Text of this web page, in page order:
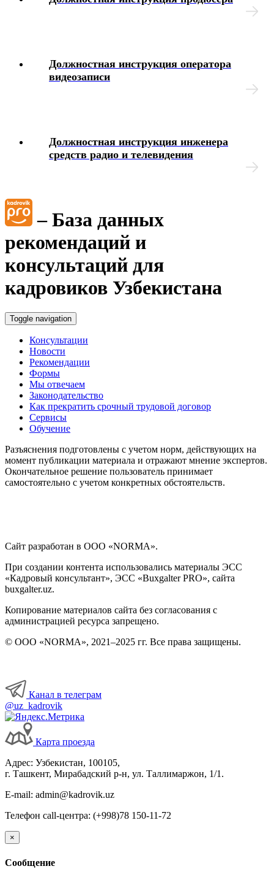
Чек-листы
Иные вопросы
Должностная инструкция оператора
видеозаписи
Должностная инструкция инженера
средств радио и телевидения
– База данных
рекомендаций и
консультаций для
кадровиков Узбекистана
Toggle navigation
Консультации
Новости
Рекомендации
Формы
Мы отвечаем
Законодательство
Как прекратить срочный трудовой договор
Сервисы
Обучение
Разъяснения подготовлены с учетом норм, действующих на
момент публикации материала и отражают мнение экспертов.
Окончательное решение пользователь принимает
самостоятельно с учетом конкретных обстоятельств.
Сайт разработан в ООО «NORMA».
При создании контента использовались материалы ЭСС
«Кадровый консультант», ЭСС «Buxgalter PRO», сайта
buxgalter.uz.
Копирование материалов сайта без согласования с
администрацией ресурса запрещено.
© ООО «NORMA», 2021–2025 гг. Все права защищены.
Канал в телеграм
@uz_kadrovik
Карта проезда
Адрес: Узбекистан, 100105,
г. Ташкент, Мирабадский р-н, ул. Таллимаржон, 1/1.
E-mail: admin@kadrovik.uz
Телефон call-центра: (+998)78 150-11-72
×
Сообщение